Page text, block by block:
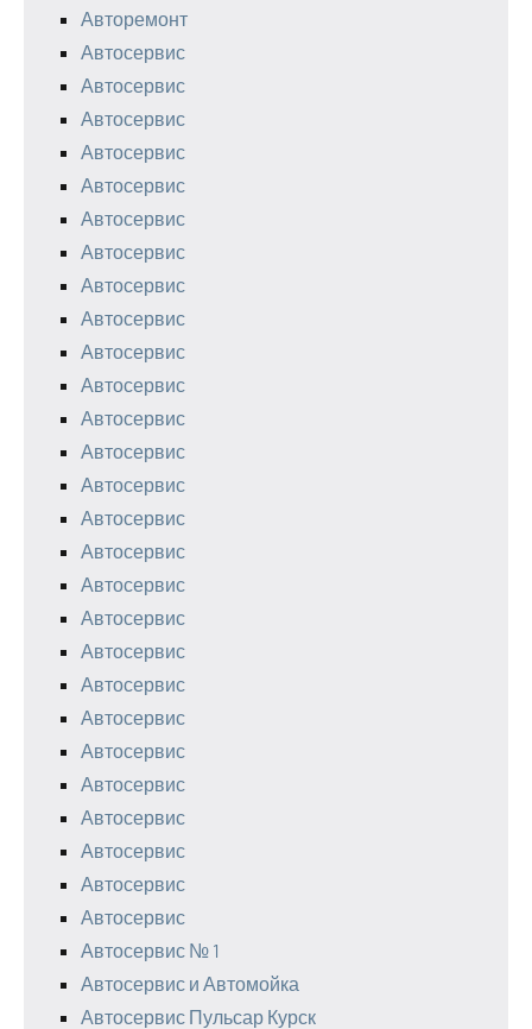
Авторемонт
Автосервис
Автосервис
Автосервис
Автосервис
Автосервис
Автосервис
Автосервис
Автосервис
Автосервис
Автосервис
Автосервис
Автосервис
Автосервис
Автосервис
Автосервис
Автосервис
Автосервис
Автосервис
Автосервис
Автосервис
Автосервис
Автосервис
Автосервис
Автосервис
Автосервис
Автосервис
Автосервис
Автосервис № 1
Автосервис и Автомойка
Автосервис Пульсар Курск